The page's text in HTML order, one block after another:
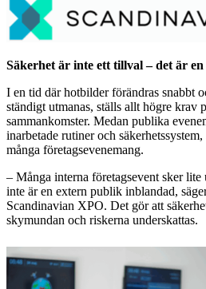
Säkerhet är inte ett tillval – det är
I en tid där hotbilder förändras snabbt
ständigt utmanas, ställs allt högre krav
sammankomster. Medan publika
inarbetade rutiner och
många företagsevenemang.
– Många interna företagsevent sker
inte är en extern publik inblandad,
Scandinavian XPO. Det gör att
skymundan och riskerna underskattas.